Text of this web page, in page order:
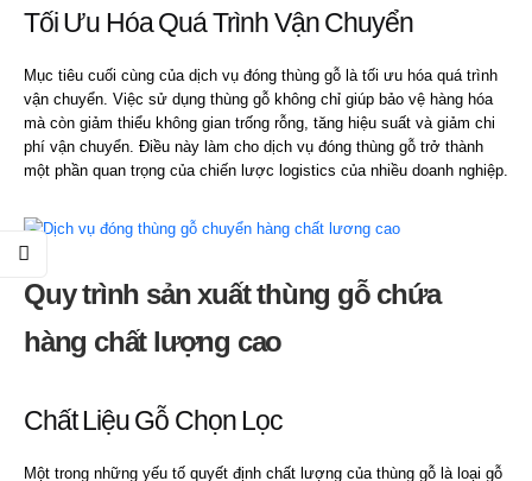
Tối Ưu Hóa Quá Trình Vận Chuyển
Mục tiêu cuối cùng của dịch vụ đóng thùng gỗ là tối ưu hóa quá trình
vận chuyển. Việc sử dụng thùng gỗ không chỉ giúp bảo vệ hàng hóa
mà còn giảm thiểu không gian trống rỗng, tăng hiệu suất và giảm chi
phí vận chuyển. Điều này làm cho dịch vụ đóng thùng gỗ trở thành
một phần quan trọng của chiến lược logistics của nhiều doanh nghiệp.
Quy trình sản xuất thùng gỗ chứa
hàng chất lượng cao
Chất Liệu Gỗ Chọn Lọc
Một trong những yếu tố quyết định chất lượng của thùng gỗ là loại gỗ